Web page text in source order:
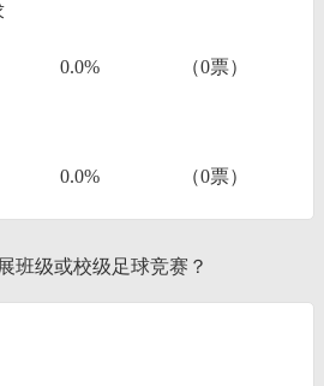
0.0% （0票）
0.0% （0票）
班级或校级足球竞赛？